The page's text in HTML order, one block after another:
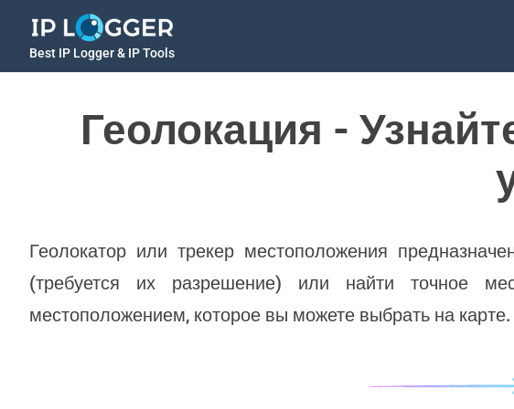
Best IP Logger & IP Tools
Геолокация -
Геолокатор или трекер местоположения
(требуется их разрешение) или найти точное
местоположением, которое вы можете выбрать на карте.